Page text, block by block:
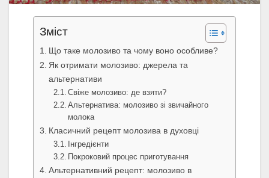
Зміст
Що таке молозиво та чому воно особливе?
Як отримати молозиво: джерела та
альтернативи
Свіже молозиво: де взяти?
Альтернатива: молозиво зі звичайного
молока
Класичний рецепт молозива в духовці
Інгредієнти
Покроковий процес приготування
Альтернативний рецепт: молозиво в